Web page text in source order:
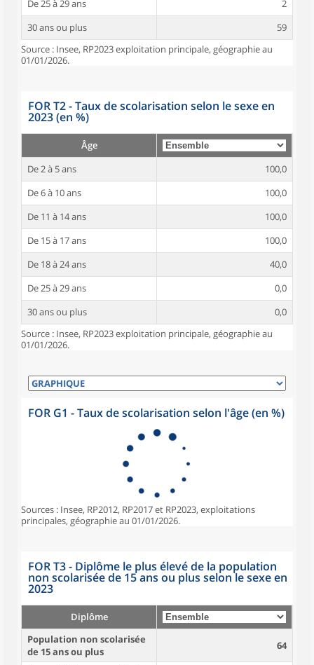
De 25 à 29 ans
2
30 ans ou plus
59
Source : Insee, RP2023 exploitation principale, géographie au
01/01/2026.
FOR T2 - Taux de scolarisation selon le sexe en
2023 (en %)
Âge
De 2 à 5 ans
100,0
De 6 à 10 ans
100,0
De 11 à 14 ans
100,0
De 15 à 17 ans
100,0
De 18 à 24 ans
40,0
De 25 à 29 ans
0,0
30 ans ou plus
0,0
Source : Insee, RP2023 exploitation principale, géographie au
01/01/2026.
FOR G1 - Taux de scolarisation selon l'âge (en %)
Sources : Insee, RP2012, RP2017 et RP2023, exploitations
principales, géographie au 01/01/2026.
FOR T3 - Diplôme le plus élevé de la population
non scolarisée de 15 ans ou plus selon le sexe en
2023
Diplôme
Population non scolarisée
de 15 ans ou plus
64